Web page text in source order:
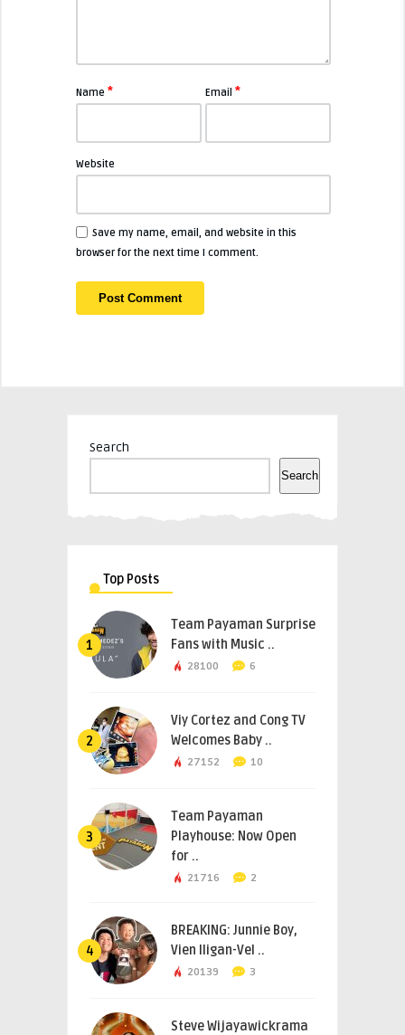
Name * Email*
Website
Save my name, email, and website in this
browser for the next time I comment.
Search
Search
Top Posts
1
Team Payaman Surprise
Fans with Music ..
28100 6
2
Viy Cortez and Cong TV
Welcomes Baby ..
27152 10
3
Team Payaman
Playhouse: Now Open
for ..
21716 2
4
BREAKING: Junnie Boy,
Vien Iligan-Vel ..
20139 3
Steve Wijayawickrama